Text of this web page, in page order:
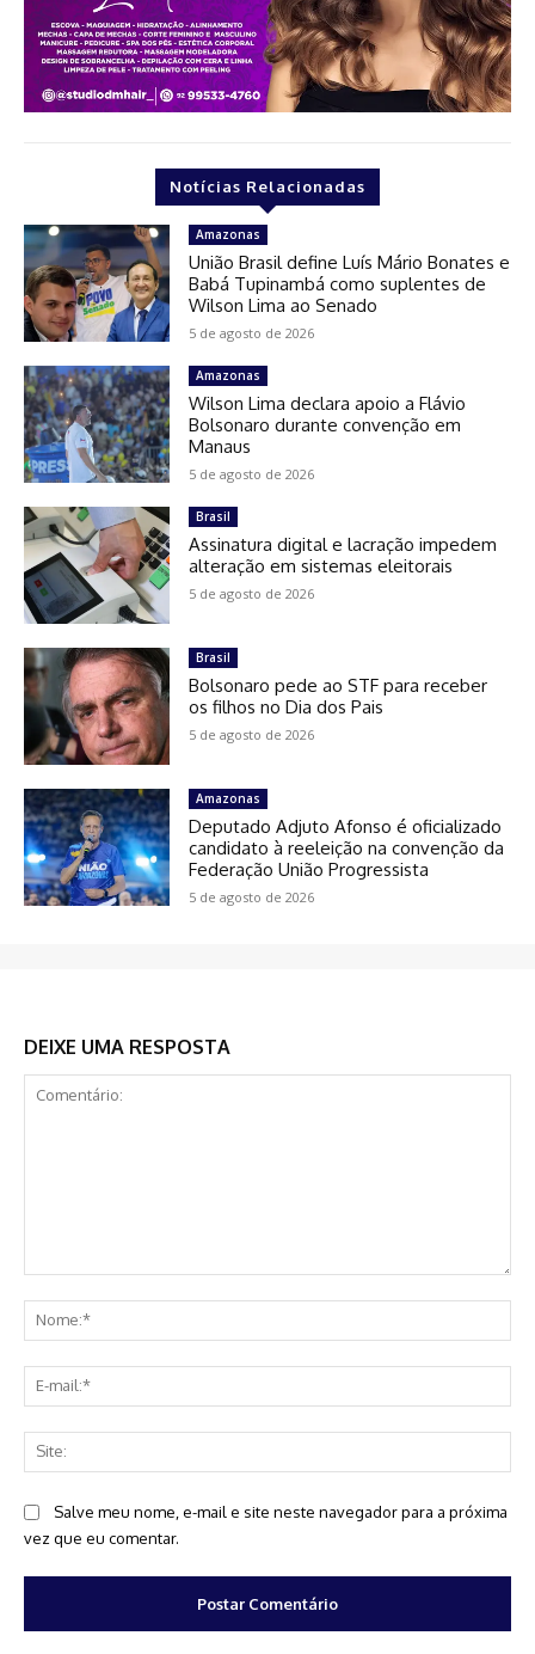
Notícias Relacionadas
Amazonas
União Brasil define Luís Mário Bonates e
Babá Tupinambá como suplentes de
Wilson Lima ao Senado
5 de agosto de 2026
Amazonas
Wilson Lima declara apoio a Flávio
Bolsonaro durante convenção em
Manaus
5 de agosto de 2026
Brasil
Assinatura digital e lacração impedem
alteração em sistemas eleitorais
5 de agosto de 2026
Brasil
Bolsonaro pede ao STF para receber
os filhos no Dia dos Pais
5 de agosto de 2026
Amazonas
Deputado Adjuto Afonso é oficializado
candidato à reeleição na convenção da
Federação União Progressista
5 de agosto de 2026
DEIXE UMA RESPOSTA
Salve meu nome, e-mail e site neste navegador para a próxima
vez que eu comentar.